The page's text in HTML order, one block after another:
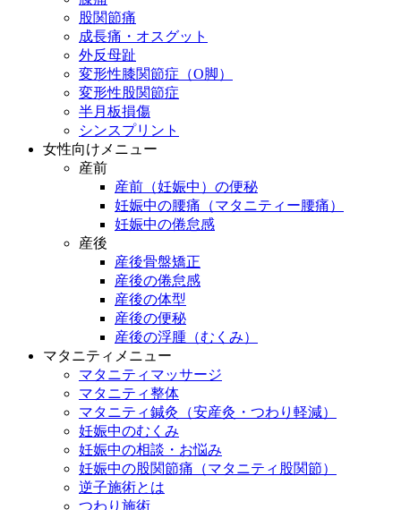
股関節痛
成長痛・オスグット
外反母趾
変形性膝関節症（O脚）
変形性股関節症
半月板損傷
シンスプリント
女性向けメニュー
産前
産前（妊娠中）の便秘
妊娠中の腰痛（マタニティー腰痛）
妊娠中の倦怠感
産後
産後骨盤矯正
産後の倦怠感
産後の体型
産後の便秘
産後の浮腫（むくみ）
マタニティメニュー
マタニティマッサージ
マタニティ整体
マタニティ鍼灸（安産灸・つわり軽減）
妊娠中のむくみ
妊娠中の相談・お悩み
妊娠中の股関節痛（マタニティ股関節）
逆子施術とは
つわり施術